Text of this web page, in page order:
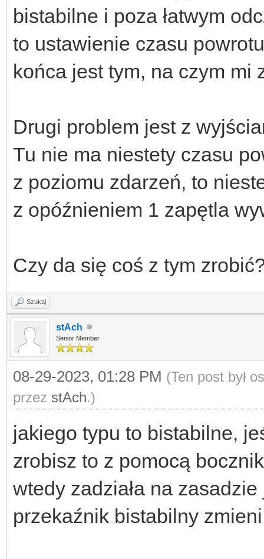
bistabilne i poza łatwym
to ustawienie czasu
końca jest tym, na czym mi
Drugi problem jest z
Tu nie ma niestety czasu
z poziomu zdarzeń, to
z opóźnieniem 1 zapętla
Czy da się coś z tym
Szukaj
stAch
Senior Member
08-29-2023, 01:28 PM (Ten post był
przez stAch.)
jakiego typu to bistabilne,
zrobisz to z pomocą
wtedy zadziała na
przekaźnik bistabilny